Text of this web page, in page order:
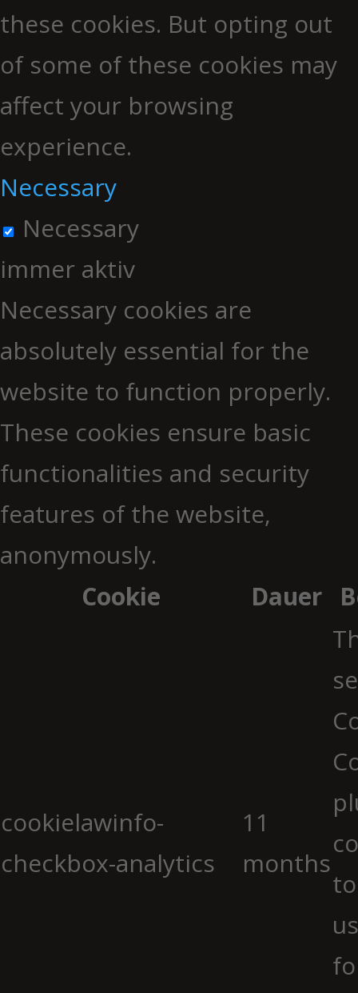
these cookies. But opting out
of some of these cookies may
affect your browsing
experience.
Necessary
Necessary
immer aktiv
Necessary cookies are
absolutely essential for the
website to function properly.
These cookies ensure basic
functionalities and security
features of the website,
anonymously.
Cookie
Dauer
cookielawinfo-
checkbox-analytics
11
months